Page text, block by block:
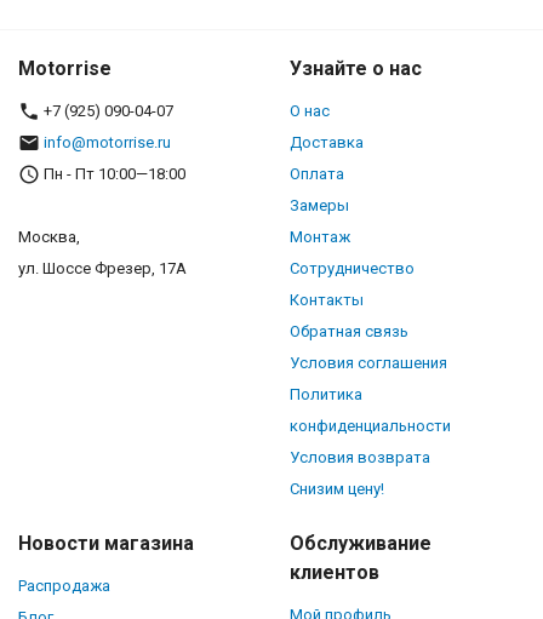
Motorrise
+7 (925) 090-04-07
info@motorrise.ru
Пн - Пт 10:00—18:00
Москва,
ул. Шоссе Фрезер, 17А
Узнайте о нас
О нас
Доставка
Оплата
Замеры
Монтаж
Сотрудничество
Контакты
Обратная связь
Условия соглашения
Политика
конфиденциальности
Условия возврата
Снизим цену!
Новости магазина
Распродажа
Обслуживание
клиентов
Мой профиль